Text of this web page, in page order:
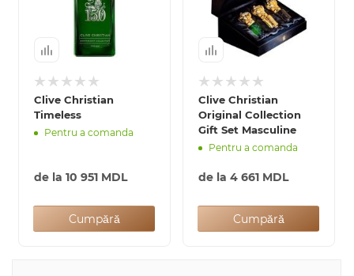
Clive Christian
Timeless
Pentru a comanda
de la 10 951 MDL
Cumpără
Clive Christian
Original Collection
Gift Set Masculine
Pentru a comanda
de la 4 661 MDL
Cumpără